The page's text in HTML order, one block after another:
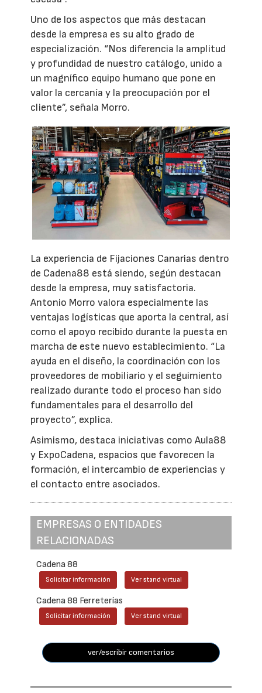
Uno de los aspectos que más destacan
desde la empresa es su alto grado de
especialización. “Nos diferencia la amplitud
y profundidad de nuestro catálogo, unido a
un magnífico equipo humano que pone en
valor la cercanía y la preocupación por el
cliente”, señala Morro.
La experiencia de Fijaciones Canarias dentro
de Cadena88 está siendo, según destacan
desde la empresa, muy satisfactoria.
Antonio Morro valora especialmente las
ventajas logísticas que aporta la central, así
como el apoyo recibido durante la puesta en
marcha de este nuevo establecimiento. “La
ayuda en el diseño, la coordinación con los
proveedores de mobiliario y el seguimiento
realizado durante todo el proceso han sido
fundamentales para el desarrollo del
proyecto”, explica.
Asimismo, destaca iniciativas como Aula88
y ExpoCadena, espacios que favorecen la
formación, el intercambio de experiencias y
el contacto entre asociados.
EMPRESAS O ENTIDADES
RELACIONADAS
Cadena 88
Solicitar información Ver stand virtual
Cadena 88 Ferreterías
Solicitar información Ver stand virtual
ver/escribir comentarios